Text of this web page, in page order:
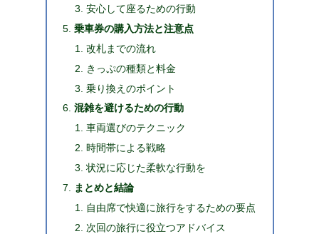
安心して座るための行動
乗車券の購入方法と注意点
改札までの流れ
きっぷの種類と料金
乗り換えのポイント
混雑を避けるための行動
車両選びのテクニック
時間帯による戦略
状況に応じた柔軟な行動を
まとめと結論
自由席で快適に旅行をするための要点
次回の旅行に役立つアドバイス